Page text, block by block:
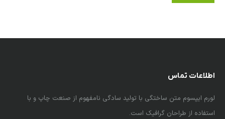
اطلاعات تماس
لورم ایپسوم متن ساختگی با تولید سادگی نامفهوم از صنعت چاپ و با
استفاده از طراحان گرافیک است.